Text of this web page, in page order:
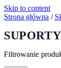
Skip to content
Strona główna /
Filtrowanie